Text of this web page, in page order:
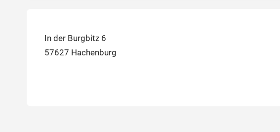
In der Burgbitz 6
57627 Hachenburg